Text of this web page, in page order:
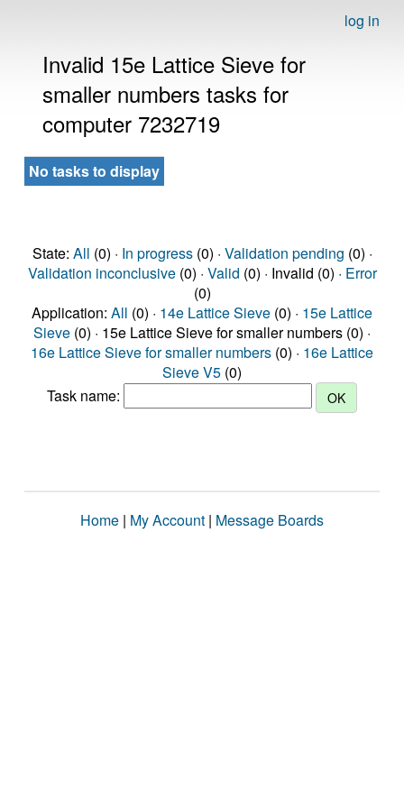
log in
Invalid 15e Lattice Sieve for
smaller numbers tasks for
computer 7232719
No tasks to display
State: All (0) · In progress(0) · Validation pending (0) ·
Validation inconclusive(0) · Valid (0) · Invalid (0) · Error
(0)
Application: All (0) · 14e Lattice Sieve (0) · 15e Lattice
Sieve (0) · 15e Lattice Sieve for smaller numbers (0) ·
16e Lattice Sieve for smaller numbers (0) · 16e Lattice
Sieve V5 (0)
Task name:
Home | My Account | Message Boards